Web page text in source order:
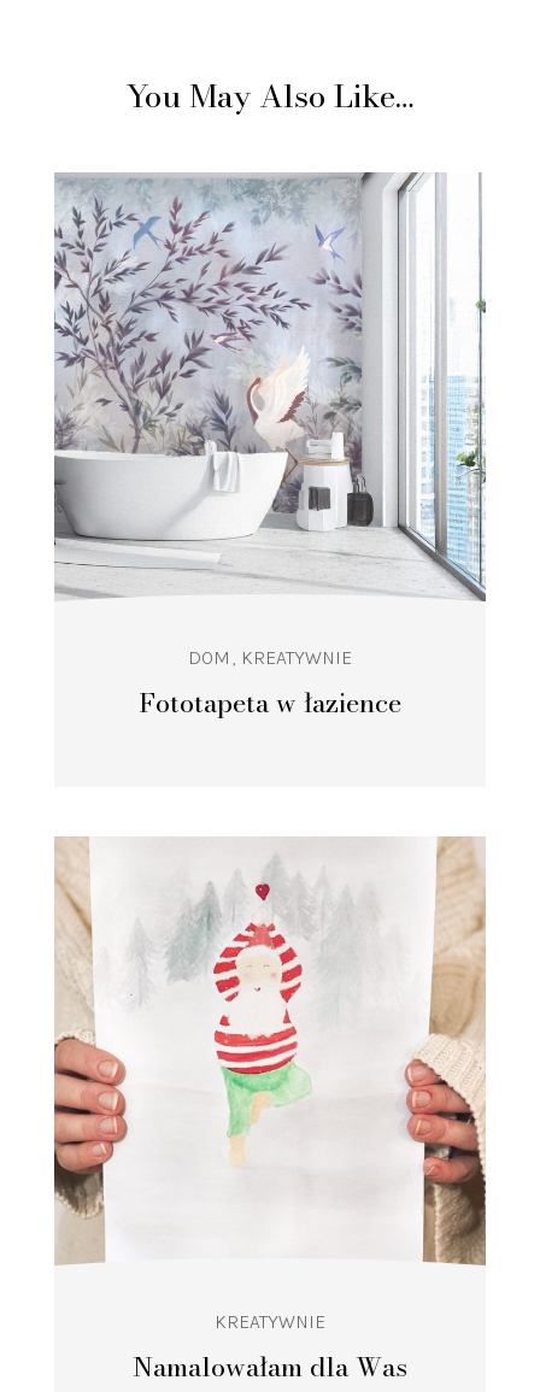
You May Also Like…
Fototapeta w łazience
DOM KREATYWNIE
Namalowałam dla Was
KREATYWNIE